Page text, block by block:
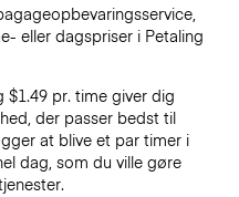
eller dagspriser i Petaling
$1.49 pr. time giver dig
der passer bedst til
at blive et par timer i
dag, som du ville gøre